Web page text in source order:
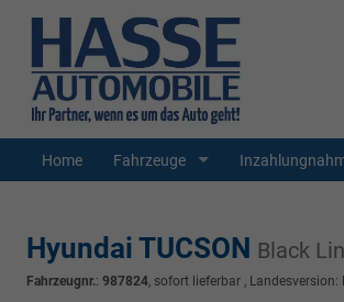
Home Fahrzeuge
Hyundai TUCSON Black
Fahrzeugnr.: 987824, sofort lieferbar , Landesversion: